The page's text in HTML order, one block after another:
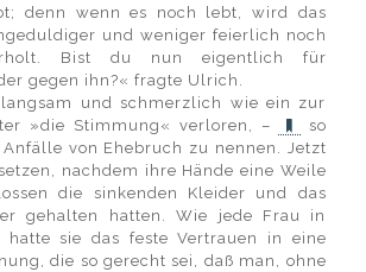
denn wenn es noch lebt, wird das
und weniger feierlich noch
Bist du nun eigentlich für
gegen ihn?« fragte Ulrich.
langsam und schmerzlich wie ein zur
»die Stimmung« verloren, –
so
von Ehebruch zu nennen. Jetzt
nachdem ihre Hände eine Weile
die sinkenden Kleider und das
gehalten hatten. Wie jede Frau in
hatte sie das feste Vertrauen in eine
die so gerecht sei, daß man, ohne